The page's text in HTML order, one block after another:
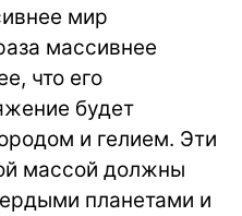
мир
массивнее
что его
будет
и гелием. Эти
массой должны
планетами и